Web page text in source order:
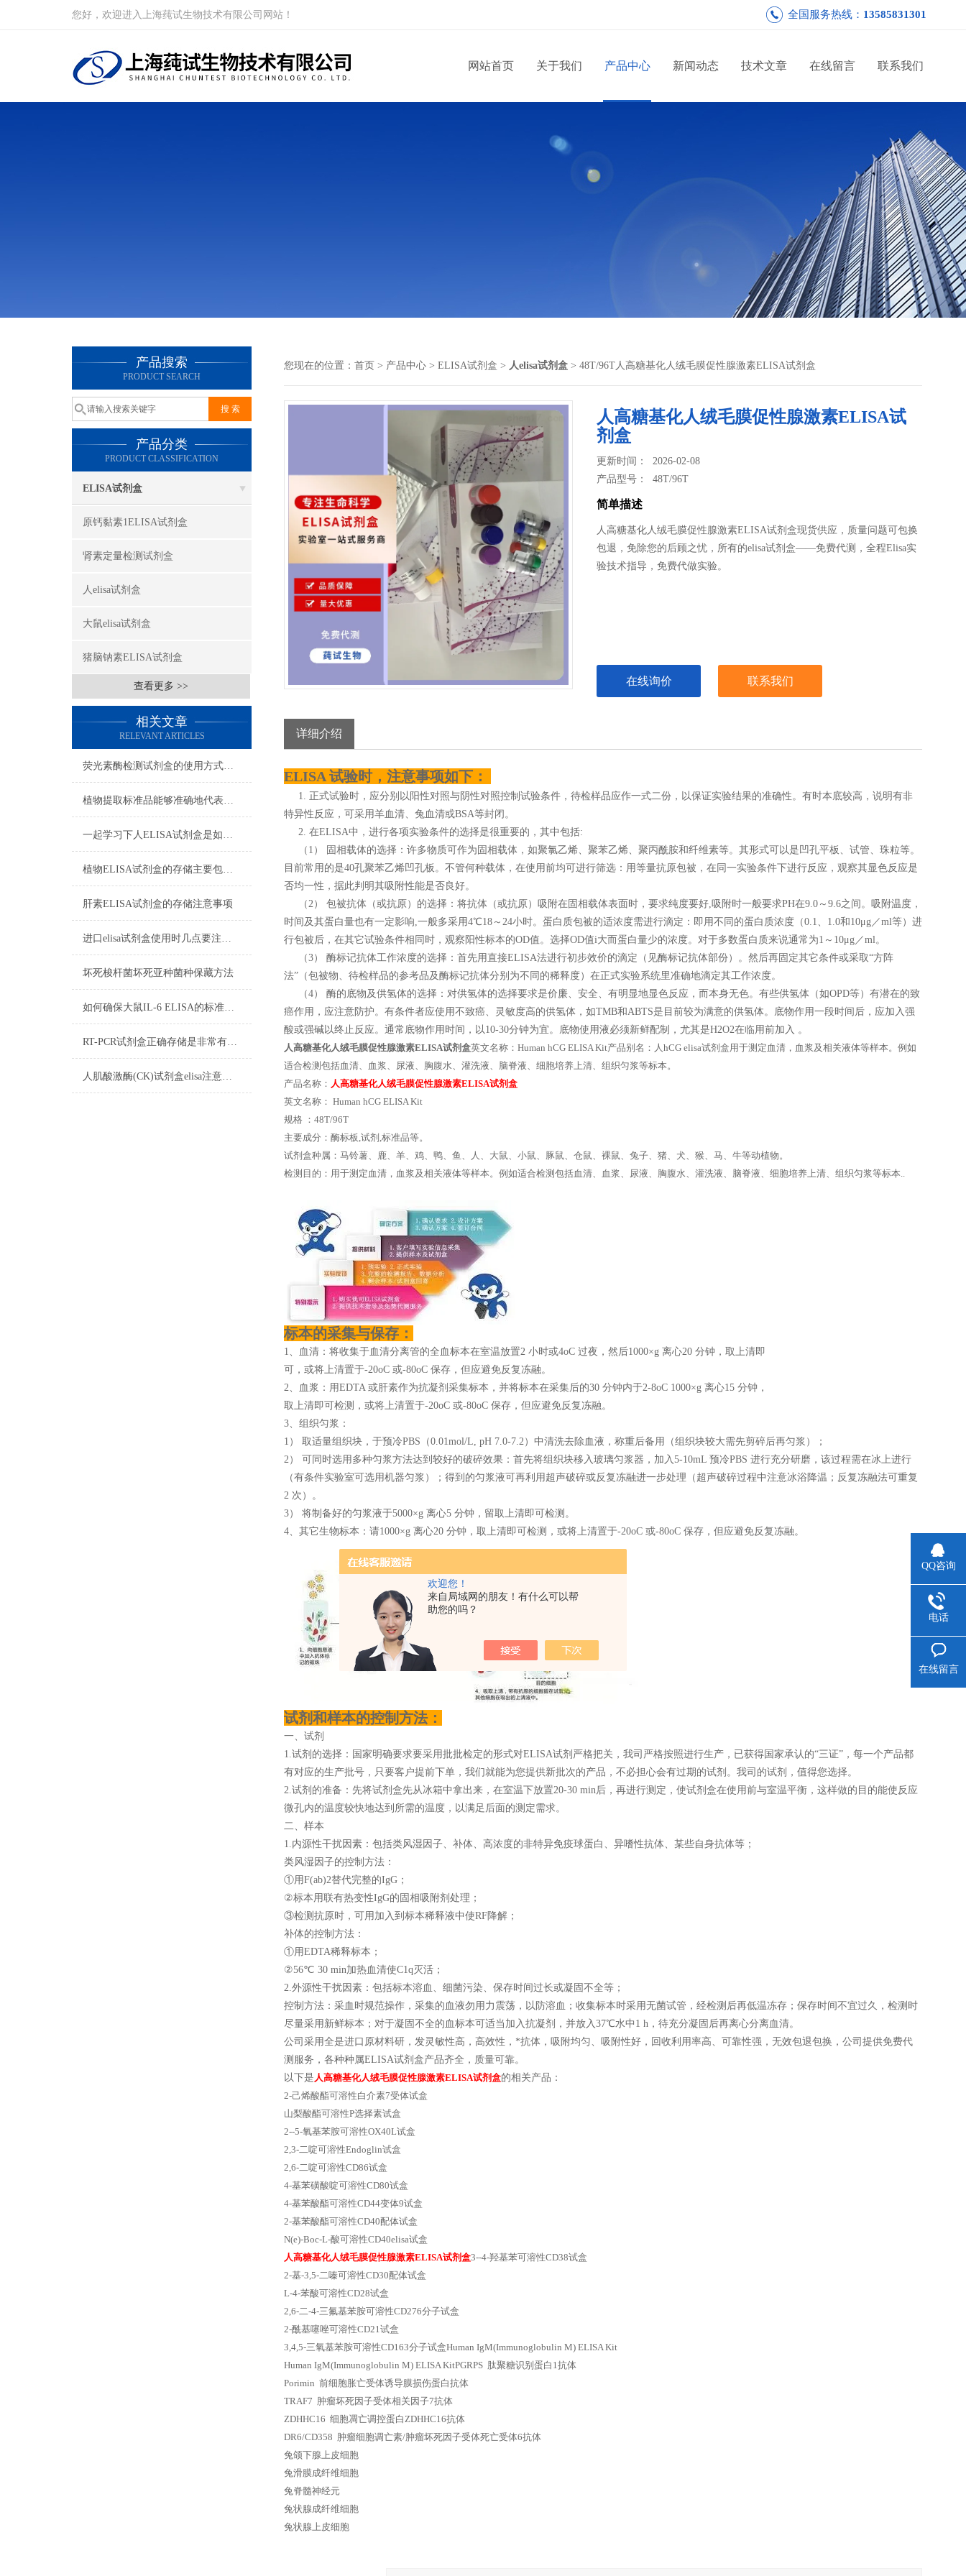
欢迎您！
来自局域网的朋友！有什么可以帮
助您的吗？
您好，欢迎进入上海莼试生物技术有限公司网站！ 全国服务热线： 13585831301
网站首页 关于我们 产品中心 新闻动态 技术文章 在线留言 联系我们
产品搜索
PRODUCT SEARCH
产品分类
PRODUCT CLASSIFICATION
ELISA试剂盒
原钙黏素1ELISA试剂盒
肾素定量检测试剂盒
人elisa试剂盒
大鼠elisa试剂盒
猪脑钠素ELISA试剂盒
查看更多 >>
相关文章
RELEVANT ARTICLES
荧光素酶检测试剂盒的使用方式可别说不知道
植物提取标准品能够准确地代表植物中的某种特定成分
一起学习下人ELISA试剂盒是如何储存的
植物ELISA试剂盒的存储主要包括以下几个方面
肝素ELISA试剂盒的存储注意事项
进口elisa试剂盒使用时几点要注意的地方
坏死梭杆菌坏死亚种菌种保藏方法
如何确保大鼠IL-6 ELISA的标准曲线线性
RT-PCR试剂盒正确存储是非常有必要的
人肌酸激酶(CK)试剂盒elisa注意事项
您现在的位置： 首页 > 产品中心 > ELISA试剂盒 > 人elisa试剂盒 > 48T/96T人高糖基化人绒毛膜促性腺激素ELISA试剂盒
人高糖基化人绒毛膜促性腺激素ELISA试
剂盒
更新时间： 2026-02-08
产品型号：48T/96T
简单描述
人高糖基化人绒毛膜促性腺激素ELISA试剂盒现货供应，质量问题可包换
包退，免除您的后顾之忧，所有的elisa试剂盒——免费代测，全程Elisa实
验技术指导，免费代做实验。
在线询价 联系我们
详细介绍
ELISA 试验时，注意事项如下：
1. 正式试验时，应分别以阳性对照与阴性对照控制试验条件，待检样品应作一式二份，以保证实验结果的准确性。有时本底较高，说明有非
特异性反应，可采用羊血清、兔血清或BSA等封闭。
2. 在ELISA中，进行各项实验条件的选择是很重要的，其中包括:
（1） 固相载体的选择：许多物质可作为固相载体，如聚氯乙烯、聚苯乙烯、聚丙酰胺和纤维素等。其形式可以是凹孔平板、试管、珠粒等。
目前常用的是40孔聚苯乙烯凹孔板。不管何种载体，在使用前均可进行筛选：用等量抗原包被，在同一实验条件下进行反应，观察其显色反应是
否均一性，据此判明其吸附性能是否良好。
（2） 包被抗体（或抗原）的选择：将抗体（或抗原）吸附在固相载体表面时，要求纯度要好,吸附时一般要求PH在9.0～9.6之间。吸附温度，
时间及其蛋白量也有一定影响,一般多采用4℃18～24小时。蛋白质包被的适浓度需进行滴定：即用不同的蛋白质浓度（0.1、1.0和10μg／ml等）进
行包被后，在其它试验条件相同时，观察阳性标本的OD值。选择OD值i大而蛋白量少的浓度。对于多数蛋白质来说通常为1～10μg／ml。
（3） 酶标记抗体工作浓度的选择：首先用直接ELISA法进行初步效价的滴定（见酶标记抗体部份）。然后再固定其它条件或采取“方阵
法”（包被物、待检样品的参考品及酶标记抗体分别为不同的稀释度）在正式实验系统里准确地滴定其工作浓度。
（4） 酶的底物及供氢体的选择：对供氢体的选择要求是价廉、安全、有明显地显色反应，而本身无色。有些供氢体（如OPD等）有潜在的致
癌作用，应注意防护。有条件者应使用不致癌、灵敏度高的供氢体，如TMB和ABTS是目前较为满意的供氢体。底物作用一段时间后，应加入强
酸或强碱以终止反应。通常底物作用时间，以10-30分钟为宜。底物使用液必须新鲜配制，尤其是H2O2在临用前加入 。
人高糖基化人绒毛膜促性腺激素ELISA试剂盒英文名称：Human hCG ELISA Kit产品别名：人hCG elisa试剂盒用于测定血清，血浆及相关液体等样本。例如
适合检测包括血清、血浆、尿液、胸腹水、灌洗液、脑脊液、细胞培养上清、组织匀浆等标本。
产品名称： 人高糖基化人绒毛膜促性腺激素ELISA试剂盒
英文名称： Human hCG ELISA Kit
规格 ：48T/96T
主要成分：酶标板,试剂,标准品等。
试剂盒种属：马铃薯、鹿、羊、鸡、鸭、鱼、人、大鼠、小鼠、豚鼠、仓鼠、裸鼠、兔子、猪、犬、猴、马、牛等动植物。
检测目的：用于测定血清，血浆及相关液体等样本。例如适合检测包括血清、血浆、尿液、胸腹水、灌洗液、脑脊液、细胞培养上清、组织匀浆等标本..
标本的采集与保存：
1、血清：将收集于血清分离管的全血标本在室温放置2 小时或4oC 过夜，然后1000×g 离心20 分钟，取上清即
可，或将上清置于-20oC 或-80oC 保存，但应避免反复冻融。
2、血浆：用EDTA 或肝素作为抗凝剂采集标本，并将标本在采集后的30 分钟内于2-8oC 1000×g 离心15 分钟，
取上清即可检测，或将上清置于-20oC 或-80oC 保存，但应避免反复冻融。
3、组织匀浆：
1） 取适量组织块，于预冷PBS（0.01mol/L, pH 7.0-7.2）中清洗去除血液，称重后备用（组织块较大需先剪碎后再匀浆）；
2） 可同时选用多种匀浆方法达到较好的破碎效果：首先将组织块移入玻璃匀浆器，加入5-10mL 预冷PBS 进行充分研磨，该过程需在冰上进行
（有条件实验室可选用机器匀浆）；得到的匀浆液可再利用超声破碎或反复冻融进一步处理（超声破碎过程中注意冰浴降温；反复冻融法可重复
2 次）。
3） 将制备好的匀浆液于5000×g 离心5 分钟，留取上清即可检测。
4、其它生物标本：请1000×g 离心20 分钟，取上清即可检测，或将上清置于-20oC 或-80oC 保存，但应避免反复冻融。
试剂和样本的控制方法：
一、试剂
1.试剂的选择：国家明确要求要采用批批检定的形式对ELISA试剂严格把关，我司严格按照进行生产，已获得国家承认的“三证”，每一个产品都
有对应的生产批号，只要客户提前下单，我们就能为您提供新批次的产品，不必担心会有过期的试剂。我司的试剂，值得您选择。
2.试剂的准备：先将试剂盒先从冰箱中拿出来，在室温下放置20-30 min后，再进行测定，使试剂盒在使用前与室温平衡，这样做的目的能使反应
微孔内的温度较快地达到所需的温度，以满足后面的测定需求。
二、样本
1.内源性干扰因素：包括类风湿因子、补体、高浓度的非特异免疫球蛋白、异嗜性抗体、某些自身抗体等；
类风湿因子的控制方法：
①用F(ab)2替代完整的IgG；
②标本用联有热变性IgG的固相吸附剂处理；
③检测抗原时，可用加入到标本稀释液中使RF降解；
补体的控制方法：
①用EDTA稀释标本；
②56℃ 30 min加热血清使C1q灭活；
2.外源性干扰因素：包括标本溶血、细菌污染、保存时间过长或凝固不全等；
控制方法：采血时规范操作，采集的血液勿用力震荡，以防溶血；收集标本时采用无菌试管，经检测后再低温冻存；保存时间不宜过久，检测时
尽量采用新鲜标本；对于凝固不全的血标本可适当加入抗凝剂，并放入37℃水中1 h，待充分凝固后再离心分离血清。
公司采用全是进口原材料研，发灵敏性高，高效性，*抗体，吸附均匀、吸附性好，回收利用率高、可靠性强，无效包退包换，公司提供免费代
测服务，各种种属ELISA试剂盒产品齐全，质量可靠。
以下是人高糖基化人绒毛膜促性腺激素ELISA试剂盒的相关产品：
2-己烯酸酯可溶性白介素7受体试盒
山梨酸酯可溶性P选择素试盒
2--5-氧基苯胺可溶性OX40L试盒
2,3-二啶可溶性Endoglin试盒
2,6-二啶可溶性CD86试盒
4-基苯磺酸啶可溶性CD80试盒
4-基苯酸酯可溶性CD44变体9试盒
2-基苯酸酯可溶性CD40配体试盒
N(e)-Boc-L-酸可溶性CD40elisa试盒
人高糖基化人绒毛膜促性腺激素ELISA试剂盒3--4-羟基苯可溶性CD38试盒
2-基-3,5-二嗪可溶性CD30配体试盒
L-4-苯酸可溶性CD28试盒
2,6-二-4-三氟基苯胺可溶性CD276分子试盒
2-酰基噻唑可溶性CD21试盒
3,4,5-三氧基苯胺可溶性CD163分子试盒Human IgM(Immunoglobulin M) ELISA Kit
Human IgM(Immunoglobulin M) ELISA KitPGRPS 肽聚糖识别蛋白1抗体
Porimin 前细胞胀亡受体诱导膜损伤蛋白抗体
TRAF7 肿瘤坏死因子受体相关因子7抗体
ZDHHC16 细胞凋亡调控蛋白ZDHHC16抗体
DR6/CD358 肿瘤细胞调亡素/肿瘤坏死因子受体死亡受体6抗体
兔颌下腺上皮细胞
兔滑膜成纤维细胞
兔脊髓神经元
兔状腺成纤维细胞
兔状腺上皮细胞
QQ咨询
电话
在线留言